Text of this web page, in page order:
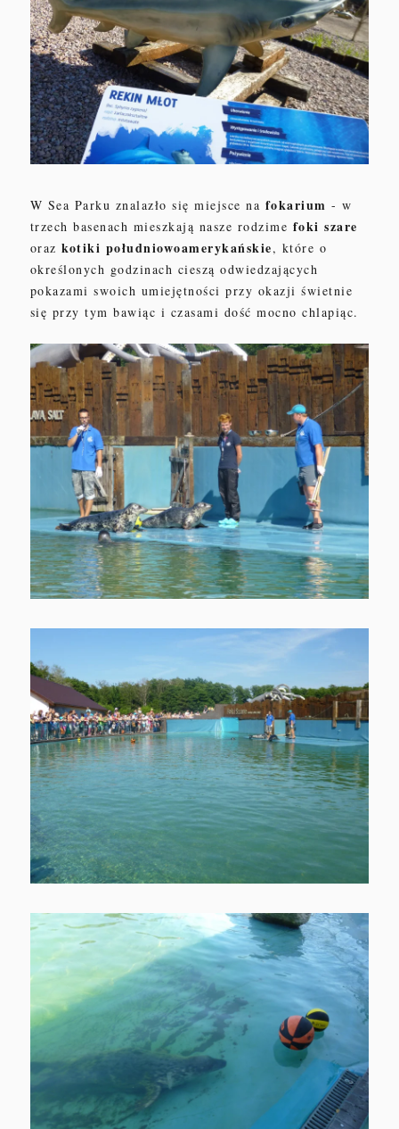
W Sea Parku znalazło się miejsce na fokarium- w
trzech basenach mieszkają nasze rodzime foki szare
orazkotiki południowoamerykańskie, które o
określonych godzinach cieszą odwiedzających
pokazami swoich umiejętności przy okazji świetnie
się przy tym bawiąc i czasami dość mocno chlapiąc.